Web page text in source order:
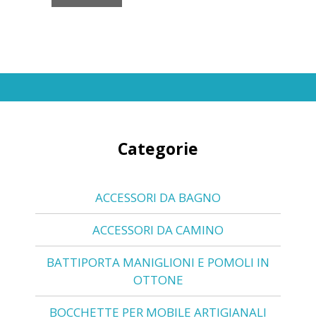
Categorie
ACCESSORI DA BAGNO
ACCESSORI DA CAMINO
BATTIPORTA MANIGLIONI E POMOLI IN
OTTONE
BOCCHETTE PER MOBILE ARTIGIANALI